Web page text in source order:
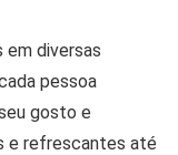
diversas
pessoa
gosto e
e refrescantes até